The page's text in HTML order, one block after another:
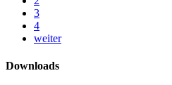
3
4
weiter
Downloads